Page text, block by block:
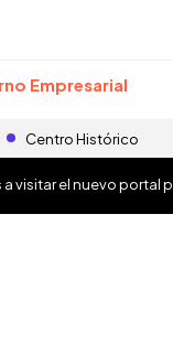
Empresarial
Centro Histórico
a visitar el nuevo